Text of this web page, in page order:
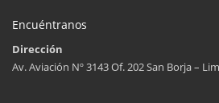
Encuéntranos
Dirección
Av. Aviación Nº 3143 Of. 202 San Borja –